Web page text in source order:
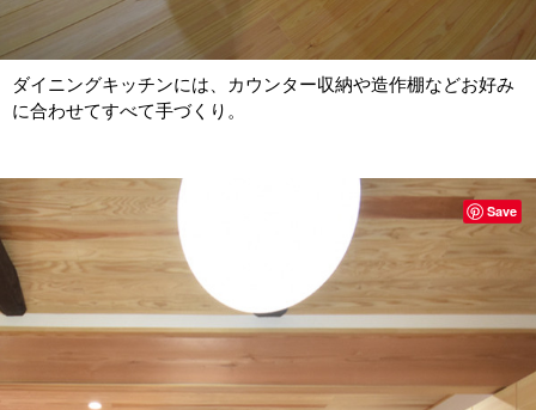
ダイニングキッチンには、カウンター収納や造作棚などお好み
に合わせてすべて手づくり。
Save